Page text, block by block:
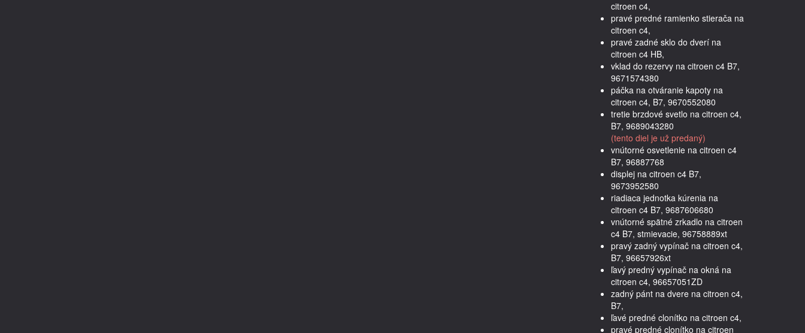
citroen c4,
pravé predné ramienko stierača na
citroen c4,
pravé zadné sklo do dverí na
citroen c4 HB,
vklad do rezervy na citroen c4 B7,
9671574380
páčka na otváranie kapoty na
citroen c4, B7, 9670552080
tretie brzdové svetlo na citroen c4,
B7, 9689043280
(tento diel je už predaný)
vnútorné osvetlenie na citroen c4
B7, 96887768
displej na citroen c4 B7,
9673952580
riadiaca jednotka kúrenia na
citroen c4 B7, 9687606680
vnútorné spätné zrkadlo na citroen
c4 B7, stmievacie, 96758889xt
pravý zadný vypínač na citroen c4,
B7, 96657926xt
ľavý predný vypínač na okná na
citroen c4, 96657051ZD
zadný pánt na dvere na citroen c4,
B7,
ľavé predné clonítko na citroen c4,
pravé predné clonítko na citroen